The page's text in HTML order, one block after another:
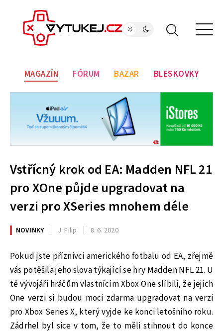
MAGAZÍN FÓRUM BAZAR BLESKOVKY
Vstřícný krok od EA: Madden NFL 21
pro XOne půjde upgradovat na
verzi pro XSeries mnohem déle
NOVINKY J. Filip 8. 6. 2020
Pokud jste příznivci amerického fotbalu od EA, zřejmě
vás potěšila jeho slova týkající se hry Madden NFL 21. U
té vývojáři hráčům vlastnícím Xbox One slíbili, že jejich
One verzi si budou moci zdarma upgradovat na verzi
pro Xbox Series X, který vyjde ke konci letošního roku.
Zádrhel byl sice v tom, že to měli stihnout do konce